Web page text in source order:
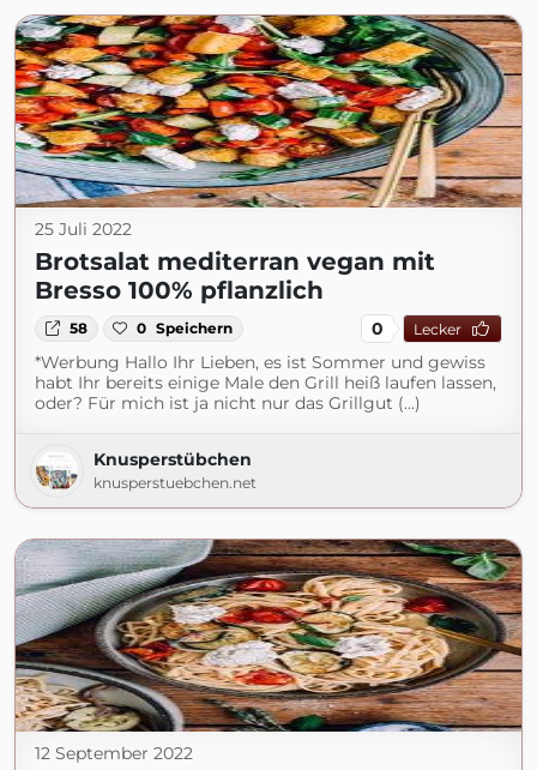
25 Juli 2022
Brotsalat mediterran vegan mit
Bresso 100% pflanzlich
58 0 Speichern 0 Lecker
*Werbung Hallo Ihr Lieben, es ist Sommer und gewiss
habt Ihr bereits einige Male den Grill heiß laufen lassen,
oder? Für mich ist ja nicht nur das Grillgut (...)
Knusperstübchen
knusperstuebchen.net
12 September 2022